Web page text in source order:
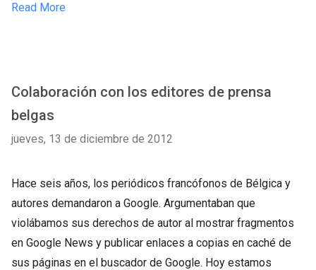
Read More
Colaboración con los editores de prensa
belgas
jueves, 13 de diciembre de 2012
Hace seis años, los periódicos francófonos de Bélgica y
autores demandaron a Google. Argumentaban que
violábamos sus derechos de autor al mostrar fragmentos
en Google News y publicar enlaces a copias en caché de
sus páginas en el buscador de Google. Hoy estamos